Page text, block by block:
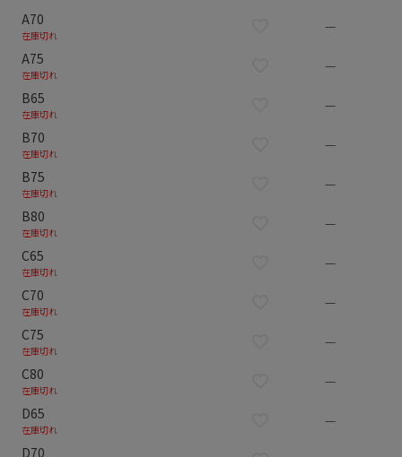
A70
在庫切れ
—
A75
在庫切れ
—
B65
在庫切れ
—
B70
在庫切れ
—
B75
在庫切れ
—
B80
在庫切れ
—
C65
在庫切れ
—
C70
在庫切れ
—
C75
在庫切れ
—
C80
在庫切れ
—
D65
在庫切れ
—
D70